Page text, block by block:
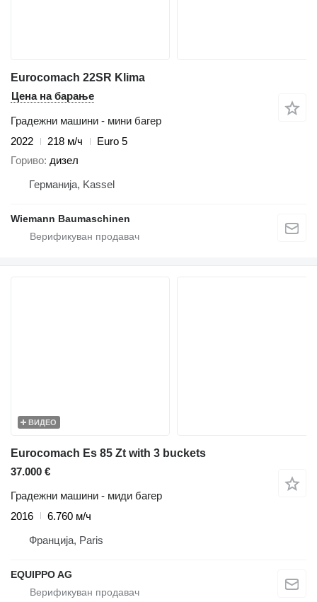
Eurocomach 22SR Klima
Цена на барање
Градежни машини - мини багер
2022
218 м/ч
Euro 5
Гориво дизел
Германија, Kassel
Wiemann Baumaschinen
ВИДЕО
Eurocomach Es 85 Zt with 3 buckets
37.000 €
Градежни машини - миди багер
2016
6.760 м/ч
Франција, Paris
EQUIPPO AG